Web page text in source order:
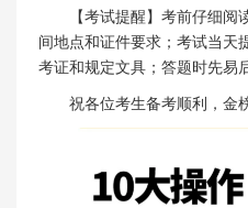
【考试提醒】考前仔细
间地点和证件要求；考试当天
考证和规定文具；答题时先易
祝各位考生备考顺利，金